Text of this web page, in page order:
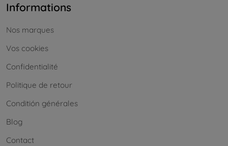
Informations
Nos marques
Vos cookies
Confidentialité
Politique de retour
Conditión générales
Blog
Contact